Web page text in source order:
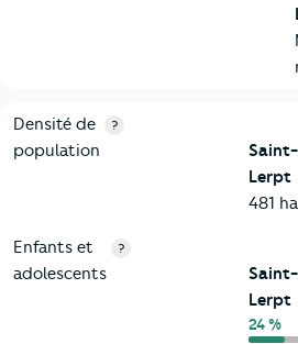
2-Habitants
Critères Saint-Genest-Lerpt
Densité de
population
?
Lerpt
481
Enfants et
adolescents
?
Lerpt
24 %